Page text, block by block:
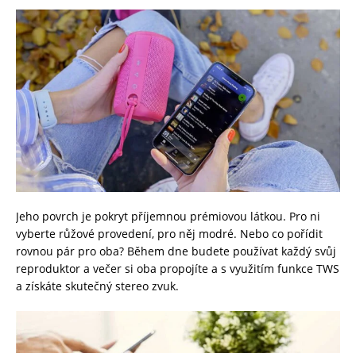
Jeho povrch je pokryt příjemnou prémiovou látkou. Pro ni
vyberte růžové provedení, pro něj modré. Nebo co pořídit
rovnou pár pro oba? Během dne budete používat každý svůj
reproduktor a večer si oba propojíte a s využitím funkce TWS
a získáte skutečný stereo zvuk.